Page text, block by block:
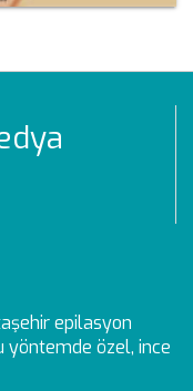
epilasyon
yöntemde özel, ince